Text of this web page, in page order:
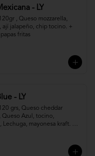
- LY
, Queso mozzarella,
ají jalapeño, chip tocino. +
fritas
- LY
grs, Queso cheddar
Queso Azul, tocino,
Lechuga, mayonesa kraft. +